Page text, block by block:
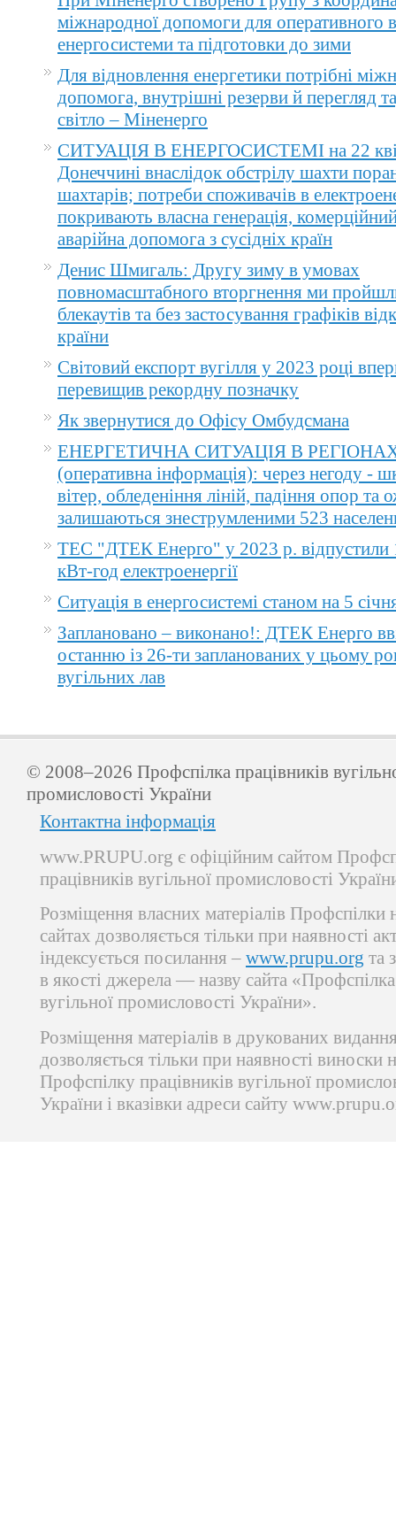
міжнародної допомоги для оперативного
енергосистеми та підготовки до зими
Для відновлення енергетики потрібні
допомога, внутрішні резерви й перегляд
світло – Міненерго
СИТУАЦІЯ В ЕНЕРГОСИСТЕМІ на 22
Донеччині внаслідок обстрілу шахти
шахтарів; потреби споживачів в
покривають власна генерація,
аварійна допомога з сусідніх країн
Денис Шмигаль: Другу зиму в умовах
повномасштабного вторгнення ми
блекаутів та без застосування графіків
країни
Світовий експорт вугілля у 2023 році
перевищив рекордну позначку
Як звернутися до Офісу Омбудсмана
ЕНЕРГЕТИЧНА СИТУАЦІЯ В
(оперативна інформація): через негоду -
вітер, обледеніння ліній, падіння опор та
залишаються знеструмленими 523
ТЕС "ДТЕК Енерго" у 2023 р. відпустили
кВт-год електроенергії
Ситуація в енергосистемі станом на 5
Заплановано – виконано!: ДТЕК Енерго
останню із 26-ти запланованих у цьому
вугільних лав
© 2008–2026 Профспілка працівників
промисловості України
Контактна інформація
www.PRUPU.org є офіційним сайтом
працівників вугільної промисловості
Розміщення власних матеріалів Профспілки
сайтах дозволяється тільки при наявності
індексується посилання – www.prupu.org та
в якості джерела — назву сайта «Профспілка
вугільної промисловості України».
Розміщення матеріалів в друкованих
дозволяється тільки при наявності виноски
Профспілку працівників вугільної
України і вказівки адреси сайту